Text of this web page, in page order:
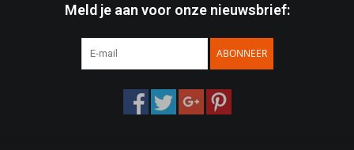
Meld je aan voor onze nieuwsbrief:
ABONNEER